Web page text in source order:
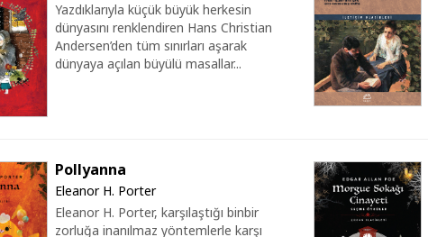
Yazdıklarıyla küçük büyük herkesin
dünyasını renklendiren Hans Christian
Andersen’den tüm sınırları aşarak
dünyaya açılan büyülü masallar...
Pollyanna
Eleanor H. Porter
Eleanor H. Porter, karşılaştığı binbir
zorluğa inanılmaz yöntemlerle karşı